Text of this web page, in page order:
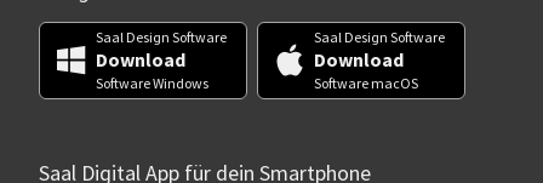
Saal Design Software
Download
Software Windows
Saal Design Software
Download
Software macOS
Saal Digital App für dein Smartphone